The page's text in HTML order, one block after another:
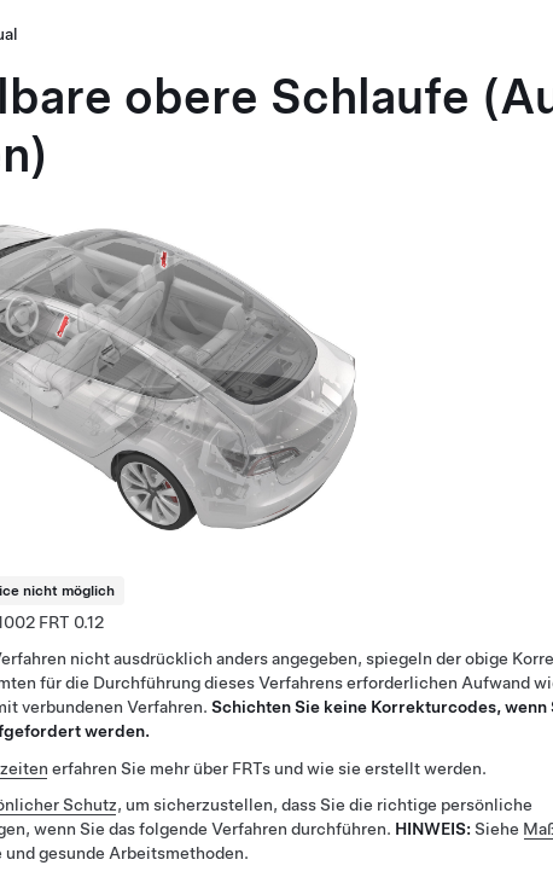
obere Schlaufe
nicht möglich
0.12
nicht ausdrücklich anders angegeben, spiegeln der obige
für die Durchführung dieses Verfahrens erforderlichen Aufwand
verbundenen Verfahren. Schichten Sie keine Korrekturcodes, wenn
werden.
erfahren Sie mehr über FRTs und wie sie erstellt werden.
Schutz, um sicherzustellen, dass Sie die richtige persönliche
wenn Sie das folgende Verfahren durchführen. HINWEIS: Siehe
und gesunde Arbeitsmethoden.